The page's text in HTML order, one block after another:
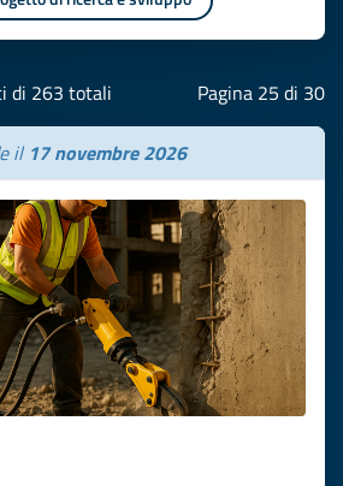
di 263 totali Pagina 25 di 30
il 17 novembre 2026